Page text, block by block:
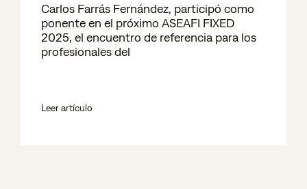
Carlos Farrás Fernández, participó como
ponente en el próximo ASEAFI FIXED
2025, el encuentro de referencia para los
profesionales del
Leer artículo